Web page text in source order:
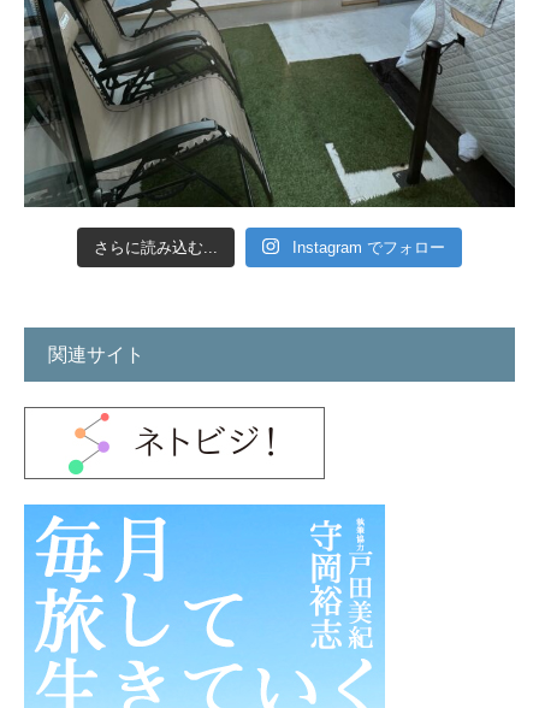
さらに読み込む... Instagram でフォロー
関連サイト